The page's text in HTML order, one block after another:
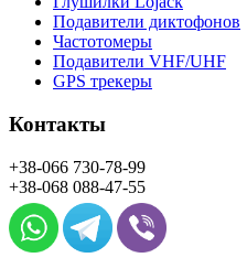
Подавители диктофонов
Частотомеры
Подавители VHF/UHF
GPS трекеры
Контакты
+38-066 730-78-99
+38-068 088-47-55